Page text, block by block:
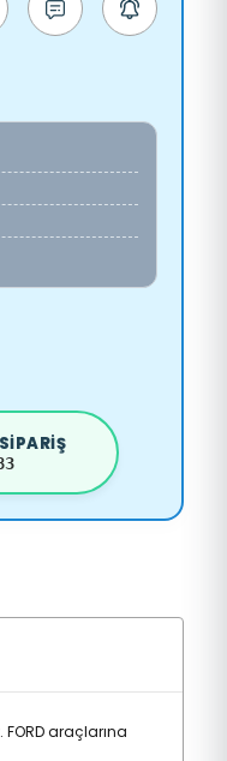
araçlarına